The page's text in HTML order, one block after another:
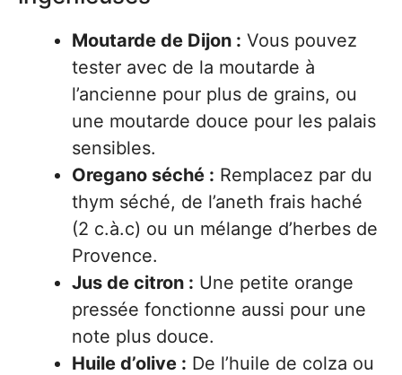
Moutarde de Dijon : Vous pouvez
tester avec de la moutarde à
l’ancienne pour plus de grains, ou
une moutarde douce pour les palais
sensibles.
Oregano séché : Remplacez par du
thym séché, de l’aneth frais haché
(2 c.à.c) ou un mélange d’herbes de
Provence.
Jus de citron : Une petite orange
pressée fonctionne aussi pour une
note plus douce.
Huile d’olive : De l’huile de colza ou